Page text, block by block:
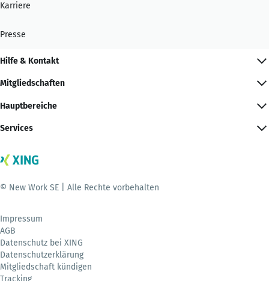
Karriere
Presse
Hilfe & Kontakt
Mitgliedschaften
Hauptbereiche
Services
© New Work SE | Alle Rechte vorbehalten
Impressum
AGB
Datenschutz bei XING
Datenschutzerklärung
Mitgliedschaft kündigen
Tracking